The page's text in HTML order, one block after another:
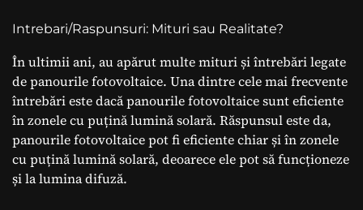
Intrebari/Raspunsuri: Mituri sau Realitate?
În ultimii ani, au apărut multe mituri și întrebări legate
de panourile fotovoltaice. Una dintre cele mai frecvente
întrebări este dacă panourile fotovoltaice sunt eficiente
în zonele cu puțină lumină solară. Răspunsul este da,
panourile fotovoltaice pot fi eficiente chiar și în zonele
cu puțină lumină solară, deoarece ele pot să funcționeze
și la lumina difuză.